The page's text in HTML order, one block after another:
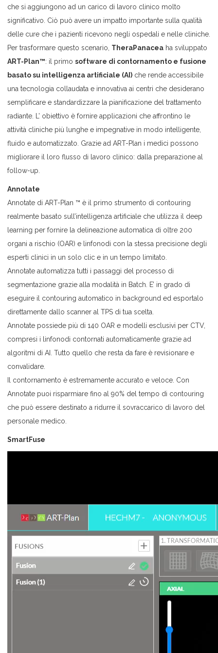
che si aggiungono ad un carico di lavoro clinico molto
significativo. Ciò può avere un impatto importante sulla qualità
delle cure che i pazienti ricevono negli ospedali e nelle cliniche.
Per trasformare questo scenario, TheraPanacea ha sviluppato
ART-Plan™: il primo software di contornamento e fusione
basato su intelligenza artificiale (AI) che rende accessibile
una tecnologia collaudata e innovativa ai centri che desiderano
semplificare e standardizzare la pianificazione del trattamento
radiante. L’ obiettivo è fornire applicazioni che affrontino le
attività cliniche più lunghe e impegnative in modo intelligente,
fluido e automatizzato. Grazie ad ART-Plan i medici possono
migliorare il loro flusso di lavoro clinico: dalla preparazione al
follow-up.
Annotate
Annotate di ART-Plan ™ è il primo strumento di contouring
realmente basato sull’intelligenza artificiale che utilizza il deep
learning per fornire la delineazione automatica di oltre 200
organi a rischio (OAR) e linfonodi con la stessa precisione degli
esperti clinici in un solo clic e in un tempo limitato.
Annotate automatizza tutti i passaggi del processo di
segmentazione grazie alla modalità in Batch. E’ in grado di
eseguire il contouring automatico in background ed esportalo
direttamente dallo scanner al TPS di tua scelta.
Annotate possiede più di 140 OAR e modelli esclusivi per CTV,
compresi i linfonodi contornati automaticamente grazie ad
algoritmi di AI. Tutto quello che resta da fare è revisionare e
convalidare.
Il contornamento è estremamente accurato e veloce. Con
Annotate puoi risparmiare fino al 90% del tempo di contouring
che può essere destinato a ridurre il sovraccarico di lavoro del
personale medico.
SmartFuse